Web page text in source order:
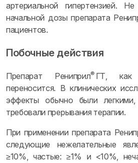
артериальной гипертензией.
начальной дозы препарата
пациентов.
Побочные действия
Препарат Рениприл® ГТ, как
переносится. В клинических
эффекты обычно были
требовали прерывания терапии.
При применении препарата
следующие нежелательные
≥10%, частые: ≥1% и <10%,